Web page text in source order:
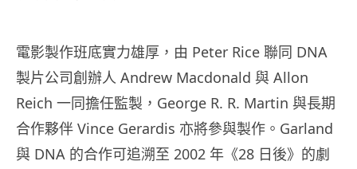
電影製作班底實力雄厚，由 Peter Rice 聯同 DNA
製片公司創辦人 Andrew Macdonald 與 Allon
Reich 一同擔任監製，George R. R. Martin 與長期
合作夥伴 Vince Gerardis 亦將參與製作。Garland
與 DNA 的合作可追溯至 2002 年《28 日後》的劇